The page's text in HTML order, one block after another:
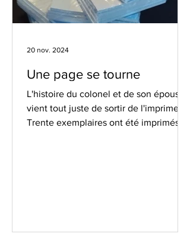
Une page se tourne
L'histoire du colonel et de son épouse
vient tout juste de sortir de l'imprimerie.
Trente exemplaires ont été imprimés :
20 nov. 2024